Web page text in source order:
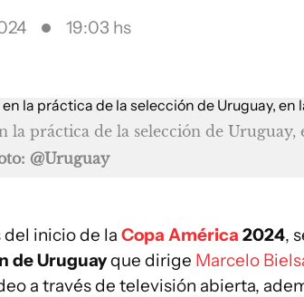
19:03 hs
la práctica de la selección de
@Uruguay
del inicio de la Copa América 2024,
deUruguayque dirige Marcelo
a través de televisión abierta,